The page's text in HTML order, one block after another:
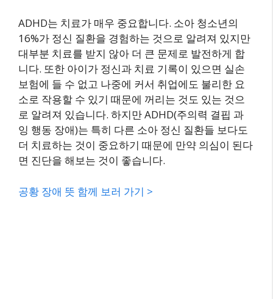
ADHD는 치료가 매우 중요합니다. 소아 청소년의
16%가 정신 질환을 경험하는 것으로 알려져 있지만
대부분 치료를 받지 않아 더 큰 문제로 발전하게 합
니다. 또한 아이가 정신과 치료 기록이 있으면 실손
보험에 들 수 없고 나중에 커서 취업에도 불리한 요
소로 작용할 수 있기 때문에 꺼리는 것도 있는 것으
로 알려져 있습니다. 하지만 ADHD(주의력 결핍 과
잉 행동 장애)는 특히 다른 소아 정신 질환들 보다도
더 치료하는 것이 중요하기 때문에 만약 의심이 된다
면 진단을 해보는 것이 좋습니다.
공황 장애 뜻 함께 보러 가기 >